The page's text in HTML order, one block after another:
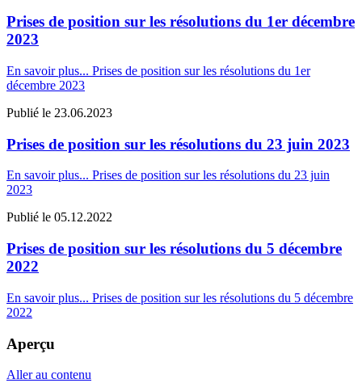
Prises de position sur les résolutions du 1er décembre
2023
En savoir plus... Prises de position sur les résolutions du 1er
décembre 2023
Publié le 23.06.2023
Prises de position sur les résolutions du 23 juin 2023
En savoir plus... Prises de position sur les résolutions du 23 juin
2023
Publié le 05.12.2022
Prises de position sur les résolutions du 5 décembre
2022
En savoir plus... Prises de position sur les résolutions du 5 décembre
2022
Aperçu
Aller au contenu